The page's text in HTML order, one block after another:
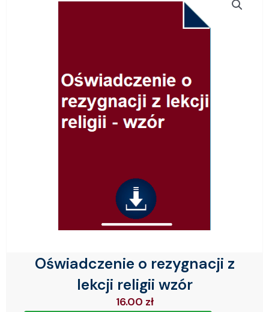
Oświadczenie o rezygnacji z
lekcji religii wzór
16.00 zł